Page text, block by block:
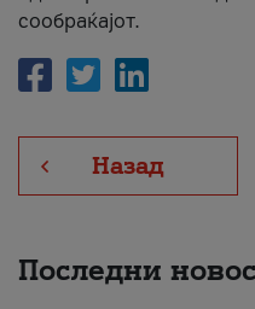
сообраќајот.
Назад
Последни